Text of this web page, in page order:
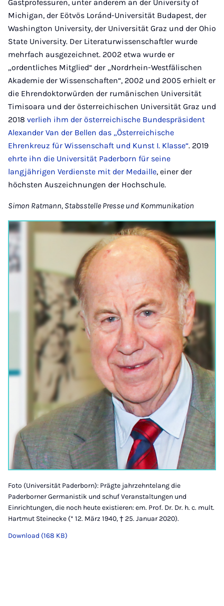
Gastprofessuren, unter anderem an der University of
Michigan, der Eötvös Loránd-Universität Budapest, der
Washington University, der Universität Graz und der Ohio
State University. Der Literaturwissenschaftler wurde
mehrfach ausgezeichnet. 2002 etwa wurde er
„ordentliches Mitglied“ der „Nordrhein-Westfälischen
Akademie der Wissenschaften“, 2002 und 2005 erhielt er
die Ehrendoktorwürden der rumänischen Universität
Timisoara und der österreichischen Universität Graz und
2018 verlieh ihm der österreichische Bundespräsident
Alexander Van der Bellen das „Österreichische
Ehrenkreuz für Wissenschaft und Kunst I. Klasse“. 2019
ehrte ihn die Universität Paderborn für seine
langjährigen Verdienste mit der Medaille, einer der
höchsten Auszeichnungen der Hochschule.
Simon Ratmann, Stabsstelle Presse und Kommunikation
Foto (Universität Paderborn): Prägte jahrzehntelang die
Paderborner Germanistik und schuf Veranstaltungen und
Einrichtungen, die noch heute existieren: em. Prof. Dr. Dr. h. c. mult.
Hartmut Steinecke (* 12. März 1940, † 25. Januar 2020).
Download (168 KB)